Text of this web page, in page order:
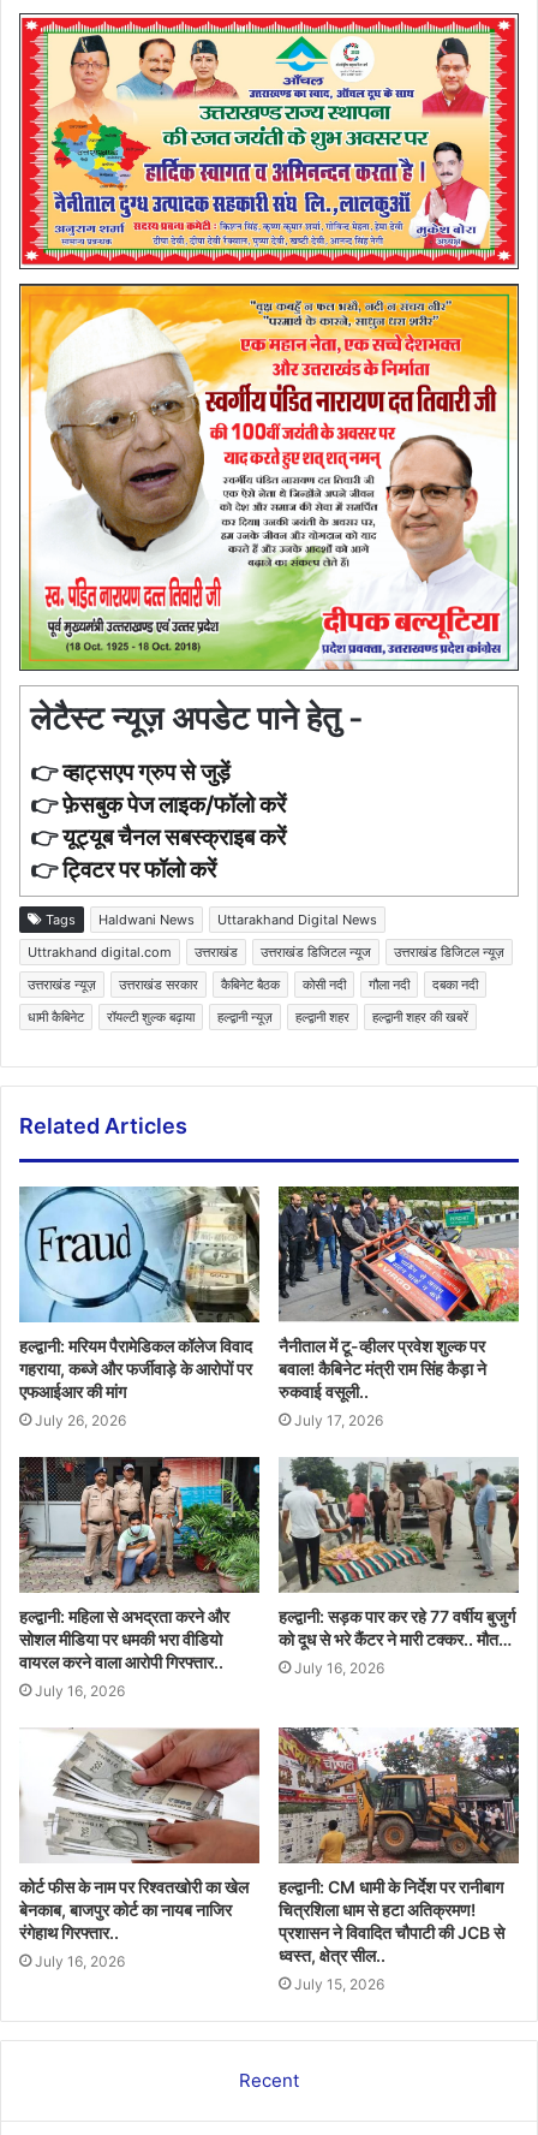
लेटैस्ट न्यूज़ अपडेट पाने हेतु -
👉व्हाट्सएप ग्रुप से जुड़ें
👉फ़ेसबुक पेज लाइक/फॉलो करें
👉यूट्यूब चैनल सबस्क्राइब करें
👉ट्विटर पर फॉलो करें
Tags Haldwani News
Uttarakhand Digital News
Uttrakhand digital.com
उत्तराखंड उत्तराखंड डिजिटल न्यूज
उत्तराखंड डिजिटल न्यूज़
उत्तराखंड न्यूज़
उत्तराखंड सरकार कैबिनेट बैठक कोसी नदी गौला नदी
दबका नदी
धामी कैबिनेट
रॉयल्टी शुल्क बढ़ाया हल्द्वानी न्यूज़ हल्द्वानी शहर हल्द्वानी शहर की खबरें
Related Articles
हल्द्वानी: मरियम पैरामेडिकल कॉलेज विवाद
गहराया, कब्जे और फर्जीवाड़े के आरोपों पर
एफआईआर की मांग
July 26, 2026
नैनीताल में टू-व्हीलर प्रवेश शुल्क पर
बवाल! कैबिनेट मंत्री राम सिंह कैड़ा ने
रुकवाई वसूली..
July 17, 2026
हल्द्वानी: महिला से अभद्रता करने और
सोशल मीडिया पर धमकी भरा वीडियो
वायरल करने वाला आरोपी गिरफ्तार..
July 16, 2026
हल्द्वानी: सड़क पार कर रहे 77 वर्षीय बुजुर्ग
को दूध से भरे कैंटर ने मारी टक्कर.. मौत…
July 16, 2026
कोर्ट फीस के नाम पर रिश्वतखोरी का खेल
बेनकाब, बाजपुर कोर्ट का नायब नाजिर
रंगेहाथ गिरफ्तार..
July 16, 2026
हल्द्वानी: CM धामी के निर्देश पर रानीबाग
चित्रशिला धाम से हटा अतिक्रमण!
प्रशासन ने विवादित चौपाटी की JCB से
ध्वस्त, क्षेत्र सील..
July 15, 2026
Recent